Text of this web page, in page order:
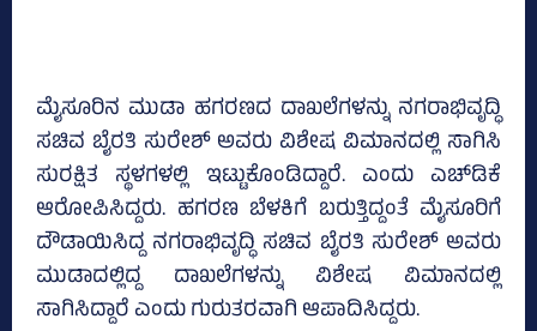
ಮೈಸೂರಿನ ಮುಡಾ ಹಗರಣದ ದಾಖಲೆಗಳನ್ನು ನಗರಾಭಿವೃದ್ಧಿ
ಸಚಿವ ಬೈರತಿ ಸುರೇಶ್‌ ಅವರು ವಿಶೇಷ ವಿಮಾನದಲ್ಲಿ ಸಾಗಿಸಿ
ಸುರಕ್ಷಿತ ಸ್ಥಳಗಳಲ್ಲಿ ಇಟ್ಟುಕೊಂಡಿದ್ದಾರೆ. ಎಂದು ಎಚ್‌ಡಿಕೆ
ಆರೋಪಿಸಿದ್ದರು. ಹಗರಣ ಬೆಳಕಿಗೆ ಬರುತ್ತಿದ್ದಂತೆ ಮೈಸೂರಿಗೆ
ದೌಡಾಯಿಸಿದ್ದ ನಗರಾಭಿವೃದ್ಧಿ ಸಚಿವ ಬೈರತಿ ಸುರೇಶ್‌ ಅವರು
ಮುಡಾದಲ್ಲಿದ್ದ ದಾಖಲೆಗಳನ್ನು ವಿಶೇಷ ವಿಮಾನದಲ್ಲಿ
ಸಾಗಿಸಿದ್ದಾರೆ ಎಂದು ಗುರುತರವಾಗಿ ಆಪಾದಿಸಿದ್ದರು.